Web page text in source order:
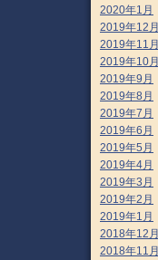
2020年1月
2019年12月
2019年11月
2019年10月
2019年9月
2019年8月
2019年7月
2019年6月
2019年5月
2019年4月
2019年3月
2019年2月
2019年1月
2018年12月
2018年11月